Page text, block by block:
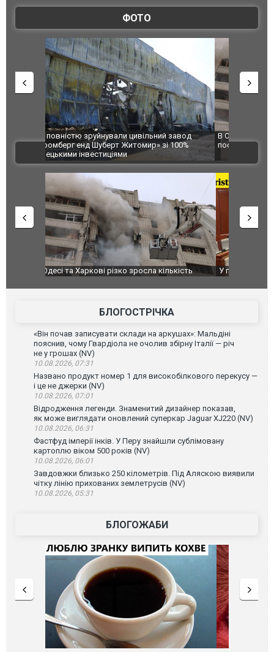
ФОТО
В Одесі та Харкові різко зросла кількість
постраждалих від обстрілу РФ
Ворог
двоє
після
ВІДЕО
У парламенті Косово прем'єра закидали яйцями
Приїхав
до
зіркового
БЛОГОСТРІЧКА
«Він почав записувати склади на аркушах»: Мальдіні
пояснив, чому Гвардіола не очолив збірну Італії — річ
не у грошах (NV)
10.08.2026, 07:31
Названо продукт номер 1 для високобілкового перекусу —
і це не джерки (NV)
10.08.2026, 07:01
Відродження легенди. Знаменитий дизайнер показав,
як може виглядати оновлений суперкар Jaguar XJ220 (NV)
10.08.2026, 06:31
Фастфуд імперії інків. У Перу знайшли сублімовану
картоплю віком 500 років (NV)
10.08.2026, 06:01
Завдовжки близько 250 кілометрів. Під Аляскою виявили
чітку лінію прихованих землетрусів (NV)
10.08.2026, 05:31
БЛОГОЖАБИ